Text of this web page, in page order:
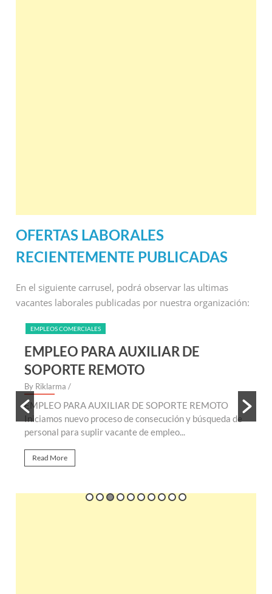
OFERTAS LABORALES
RECIENTEMENTE PUBLICADAS
En el siguiente carrusel, podrá observar las ultimas
vacantes laborales publicadas por nuestra organización:
EMPLEOS COMERCIALES
EMPLEO PARA AUXILIAR DE
SOPORTE REMOTO
By Riklarma /
EMPLEO PARA AUXILIAR DE SOPORTE REMOTO
Iniciamos nuevo proceso de consecución y búsqueda de
personal para suplir vacante de empleo...
Read More